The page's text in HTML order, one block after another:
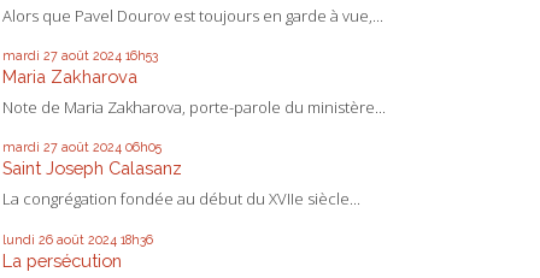
Alors que Pavel Dourov est toujours en garde à vue,...
mardi 27 août 2024 16h53
Maria Zakharova
Note de Maria Zakharova, porte-parole du ministère...
mardi 27 août 2024 06h05
Saint Joseph Calasanz
La congrégation fondée au début du XVIIe siècle...
lundi 26 août 2024 18h36
La persécution